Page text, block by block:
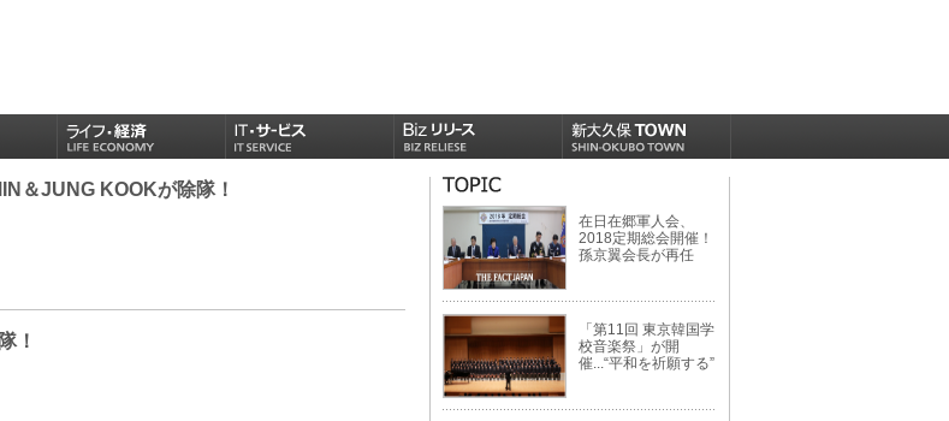
＆JUNG KOOKが除隊！
！
在日在郷軍人会、
2018定期総会開催！
孫京翼会長が再任
「第11回 東京韓国学
校音楽祭」が開
催...“平和を祈願する”